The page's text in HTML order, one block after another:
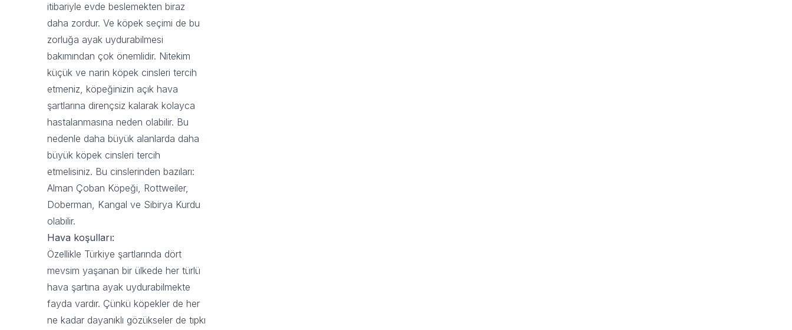
itibariyle evde beslemekten biraz
daha zordur. Ve köpek seçimi de bu
zorluğa ayak uydurabilmesi
bakımından çok önemlidir. Nitekim
küçük ve narin köpek cinsleri tercih
etmeniz, köpeğinizin açık hava
şartlarına dirençsiz kalarak kolayca
hastalanmasına neden olabilir. Bu
nedenle daha büyük alanlarda daha
büyük köpek cinsleri tercih
etmelisiniz. Bu cinslerinden bazıları:
Alman Çoban Köpeği, Rottweiler,
Doberman, Kangal ve Sibirya Kurdu
olabilir.
Hava koşulları:
Özellikle Türkiye şartlarında dört
mevsim yaşanan bir ülkede her türlü
hava şartına ayak uydurabilmekte
fayda vardır. Çünkü köpekler de her
ne kadar dayanıklı gözükseler de tıpkı